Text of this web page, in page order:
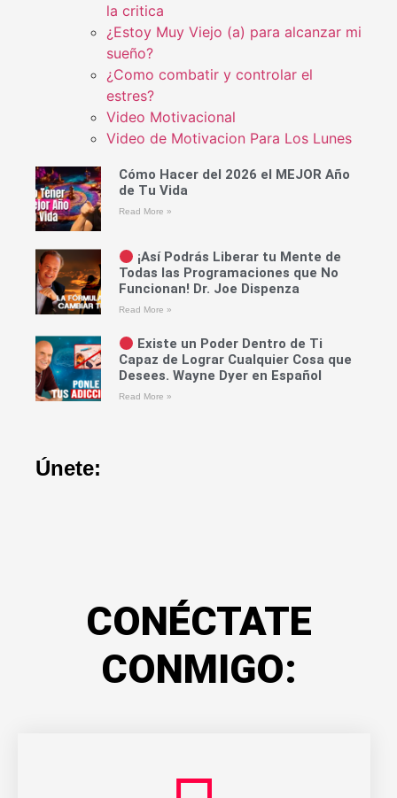
la critica
¿Estoy Muy Viejo (a) para alcanzar mi
sueño?
¿Como combatir y controlar el
estres?
Video Motivacional
Video de Motivacion Para Los Lunes
Cómo Hacer del 2026 el MEJOR Año
de Tu Vida
Read More »
¡Así Podrás Liberar tu Mente de
Todas las Programaciones que No
Funcionan! Dr. Joe Dispenza
Read More »
Existe un Poder Dentro de Ti
Capaz de Lograr Cualquier Cosa que
Desees. Wayne Dyer en Español
Read More »
Únete:
CONÉCTATE
CONMIGO: